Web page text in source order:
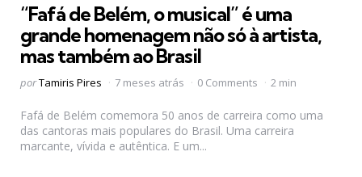
“Fafá de Belém, o musical” é uma
grande homenagem não só à artista,
mas também ao Brasil
Postado
porTamiris Pires 7 meses atrás 0 Comments 2 min
Fafá de Belém comemora 50 anos de carreira como uma
das cantoras mais populares do Brasil. Uma carreira
marcante, vívida e autêntica. E um...